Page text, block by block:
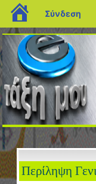
Περίληψη
blogs.sch.gr
Σύνδεση